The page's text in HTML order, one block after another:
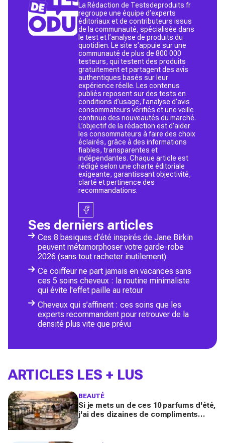
La Rédaction de Testsdeproduits.fr
regroupe une équipe d’experts
éditoriaux et de contributeurs issus
de la communauté, spécialisée dans
le test et l’analyse de produits du
quotidien. Le site s’appuie sur une
communauté de plus de 800 000
testeurs, qui testent des produits
gratuitement et partagent des avis
authentiques basés sur leur
expérience réelle. Les contenus
publiés reposent sur des tests en
conditions d’usage, l’analyse d’avis
consommateurs vérifiés et une veille
continue des nouveautés du marché.
L’objectif de la rédaction est d’aider
les consommateurs à faire des choix
éclairés, grâce à des informations
fiables, transparentes et
indépendantes. Chaque article est
rédigé selon une charte éditoriale
exigeante, garantissant objectivité,
clarté et pertinence des
recommandations.
Ses derniers articles
Ces 8 basiques d’été inspirés de Jane Birkin
peuvent métamorphoser votre garde-robe
2026 (sans tout racheter inutilement)
Ce coiffeur ne part jamais en vacances sans
ces 5 soins cheveux : la routine minimaliste
qui évite l'effet paille au retour
Cheveux qui s’affinent : ces soins que les
experts recommandent pour retrouver de la
densité plus vite que prévu
ARTICLES LES + LUS
BEAUTÉ
Si je mets un de ces 10 parfums d'été,
j'ai des dizaines de compliments